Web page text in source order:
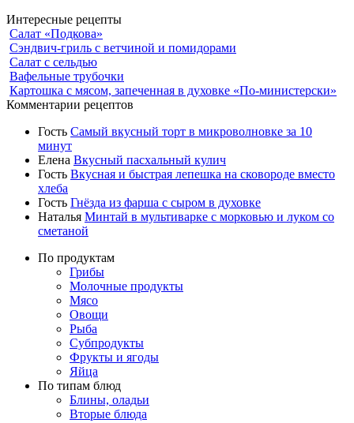
Интересные рецепты
Салат «Подкова»
Сэндвич-гриль с ветчиной и помидорами
Салат с сельдью
Вафельные трубочки
Картошка с мясом, запеченная в духовке «По-министерски»
Комментарии рецептов
Гость Самый вкусный торт в микроволновке за 10
минут
Елена Вкусный пасхальный кулич
Гость Вкусная и быстрая лепешка на сковороде вместо
хлеба
Гость Гнёзда из фарша с сыром в духовке
Наталья Минтай в мультиварке с морковью и луком со
сметаной
По продуктам
Грибы
Молочные продукты
Мясо
Овощи
Рыба
Субпродукты
Фрукты и ягоды
Яйца
По типам блюд
Блины, оладьи
Вторые блюда